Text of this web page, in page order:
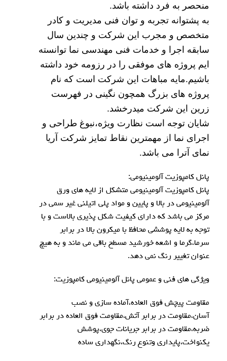
منحصر به فرد داشته باشد.
به پشتوانه تجربه و توان فنی مدیریت و کادر
متخصص و مجرب این شرکت و چندین سال
سابقه اجرا و خدمات فنی مهندسی نما توانسته
ایم پروژه های موفقی را در رزومه خود داشته
باشیم.مایه مباهات این شرکت است که نام
پروژه های بزرگ همچون نگینی در فهرست
زرین این شرکت میدرخشد.
شایان توجه است نظارت ویژه،نبوغ طراحی و
اجرای نما از مهمترین نقاط تمایز شرکت آریا
نمای آترا می باشد.
پانل کامپوزیت آلومینیومی:
پانل کامپوزیت آلومینیومی متشکل از لایه های ورق
آلومینیومی در بالا و پایین و مواد پلی اتیلنی غیر سمی در
مرکز می باشد که دارای کیفیت شکل پذیری بالاست و با
توجه به لایه پوششی محافظ با میکرون بالا در برابر
سرما،گرما و اشعه خورشید مسطح باقی می ماند و به هیچ
عنوان تغییر رنگ نمی دهد.
ویژگی های فنی و عمومی پانل آلومینیومی کامپوزیت:
مقاومت پیچش فوق العاده،آماده سازی و نصب
آسان،مقاومت در برابر آتش،مقاومت فوق العاده در برابر
ضربه،مقاومت در برابر جریانات جوی،پوشش
یکنواخت،پایداری وتنوع رنگ،نگهداری ساده